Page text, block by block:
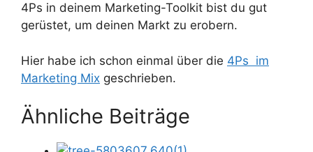
4Ps in deinem Marketing-Toolkit bist du gut
gerüstet, um deinen Markt zu erobern.
Hier habe ich schon einmal über die 4Ps im
Marketing Mix geschrieben.
Ähnliche Beiträge